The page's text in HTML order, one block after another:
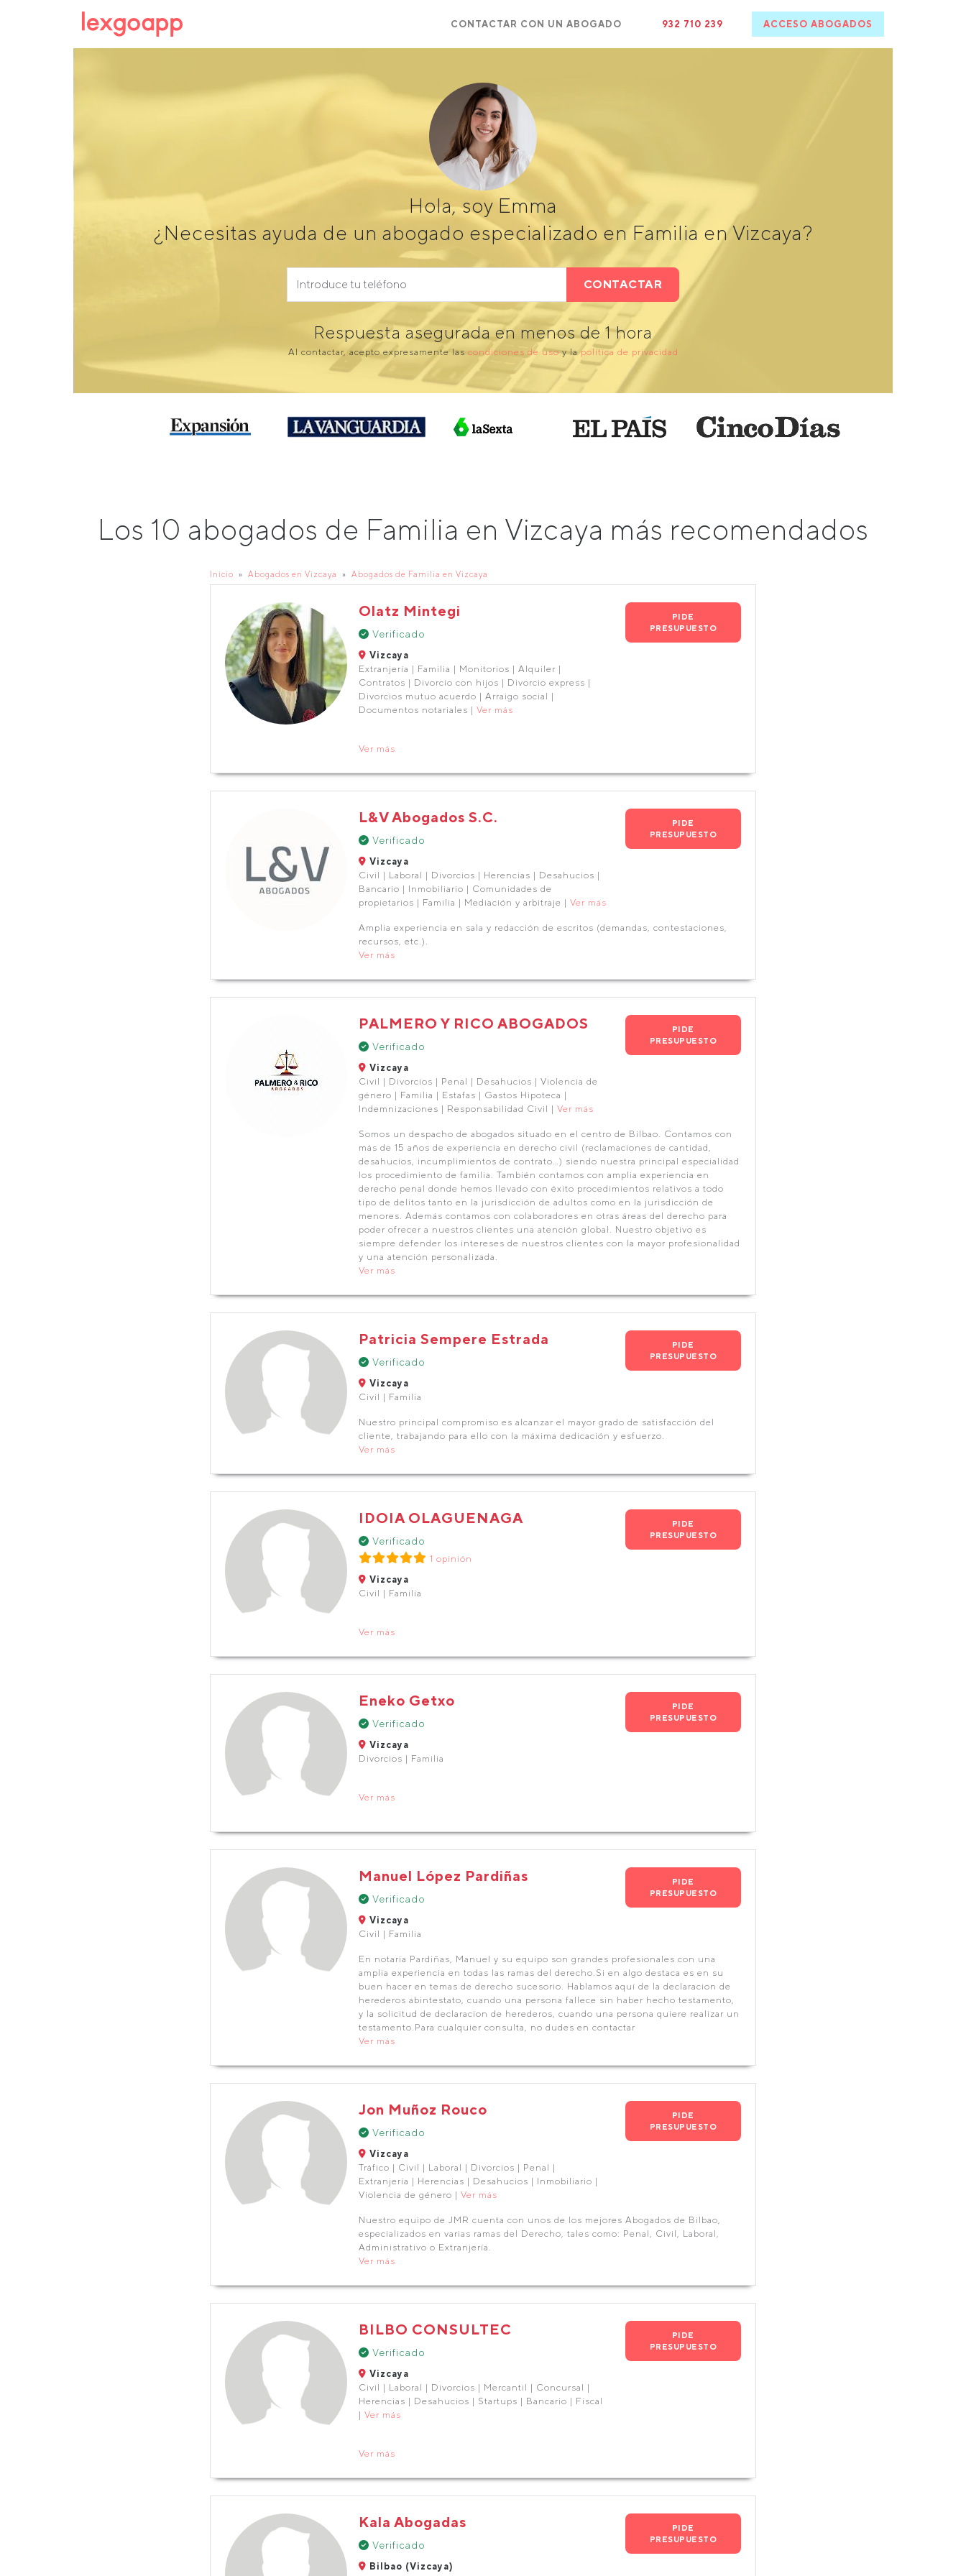
CONTACTAR CON UN ABOGADO 932 710 239 ACCESO ABOGADOS
Hola, soy Emma
¿Necesitas ayuda de un abogado especializado en Familia en Vizcaya?
CONTACTAR
Respuesta asegurada en menos de 1 hora
Al contactar, acepto expresamente las condiciones de usoy lapolítica de privacidad
Los 10 abogados de Familia en Vizcaya más recomendados
Inicio Abogados en Vizcaya Abogados de Familia en Vizcaya
Olatz Mintegi
Verificado
Vizcaya
Extranjería | Familia | Monitorios | Alquiler |
Contratos | Divorcio con hijos | Divorcio express |
Divorcios mutuo acuerdo | Arraigo social |
Documentos notariales | Ver más
PIDE
PRESUPUESTO
Ver más
L&V Abogados S.C.
Verificado
Vizcaya
Civil | Laboral | Divorcios | Herencias | Desahucios |
Bancario | Inmobiliario | Comunidades de
propietarios | Familia | Mediación y arbitraje | Ver más
PIDE
PRESUPUESTO
Amplia experiencia en sala y redacción de escritos (demandas, contestaciones,
recursos, etc.).
Ver más
PALMERO Y RICO ABOGADOS
Verificado
Vizcaya
Civil | Divorcios | Penal | Desahucios | Violencia de
género | Familia | Estafas | Gastos Hipoteca |
Indemnizaciones | Responsabilidad Civil | Ver más
PIDE
PRESUPUESTO
Somos un despacho de abogados situado en el centro de Bilbao. Contamos con
más de 15 años de experiencia en derecho civil (reclamaciones de cantidad,
desahucios, incumplimientos de contrato…) siendo nuestra principal especialidad
los procedimiento de familia. También contamos con amplia experiencia en
derecho penal donde hemos llevado con éxito procedimientos relativos a todo
tipo de delitos tanto en la jurisdicción de adultos como en la jurisdicción de
menores. Además contamos con colaboradores en otras áreas del derecho para
poder ofrecer a nuestros clientes una atención global. Nuestro objetivo es
siempre defender los intereses de nuestros clientes con la mayor profesionalidad
y una atención personalizada.
Ver más
Patricia Sempere Estrada
Verificado
Vizcaya
Civil | Familia
PIDE
PRESUPUESTO
Nuestro principal compromiso es alcanzar el mayor grado de satisfacción del
cliente, trabajando para ello con la máxima dedicación y esfuerzo.
Ver más
IDOIA OLAGUENAGA
Verificado
1 opinión
Vizcaya
Civil | Familia
PIDE
PRESUPUESTO
Ver más
Eneko Getxo
Verificado
Vizcaya
Divorcios | Familia
PIDE
PRESUPUESTO
Ver más
Manuel López Pardiñas
Verificado
Vizcaya
Civil | Familia
PIDE
PRESUPUESTO
En notaria Pardiñas, Manuel y su equipo son grandes profesionales con una
amplia experiencia en todas las ramas del derecho.Si en algo destaca es en su
buen hacer en temas de derecho sucesorio. Hablamos aquí de la declaracion de
herederos abintestato, cuando una persona fallece sin haber hecho testamento,
y la solicitud de declaracion de herederos, cuando una persona quiere realizar un
testamento.Para cualquier consulta, no dudes en contactar
Ver más
Jon Muñoz Rouco
Verificado
Vizcaya
Tráfico | Civil | Laboral | Divorcios | Penal |
Extranjería | Herencias | Desahucios | Inmobiliario |
Violencia de género | Ver más
PIDE
PRESUPUESTO
Nuestro equipo de JMR cuenta con unos de los mejores Abogados de Bilbao,
especializados en varias ramas del Derecho, tales como: Penal, Civil, Laboral,
Administrativo o Extranjería.
Ver más
BILBO CONSULTEC
Verificado
Vizcaya
Civil | Laboral | Divorcios | Mercantil | Concursal |
Herencias | Desahucios | Startups | Bancario | Fiscal
| Ver más
PIDE
PRESUPUESTO
Ver más
Kala Abogadas
Verificado
Bilbao (Vizcaya)
PIDE
PRESUPUESTO